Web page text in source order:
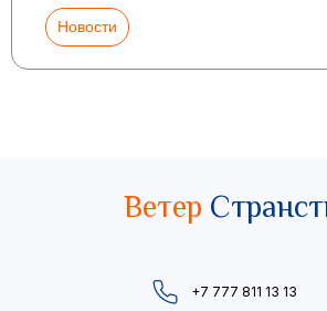
Новости
Ветер
+7 777 811 13 13